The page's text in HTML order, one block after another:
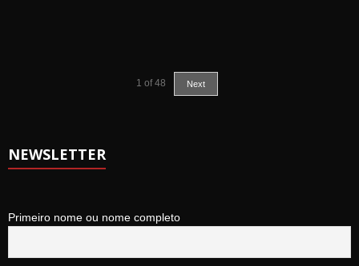
1 of 48 Next
NEWSLETTER
Primeiro nome ou nome completo